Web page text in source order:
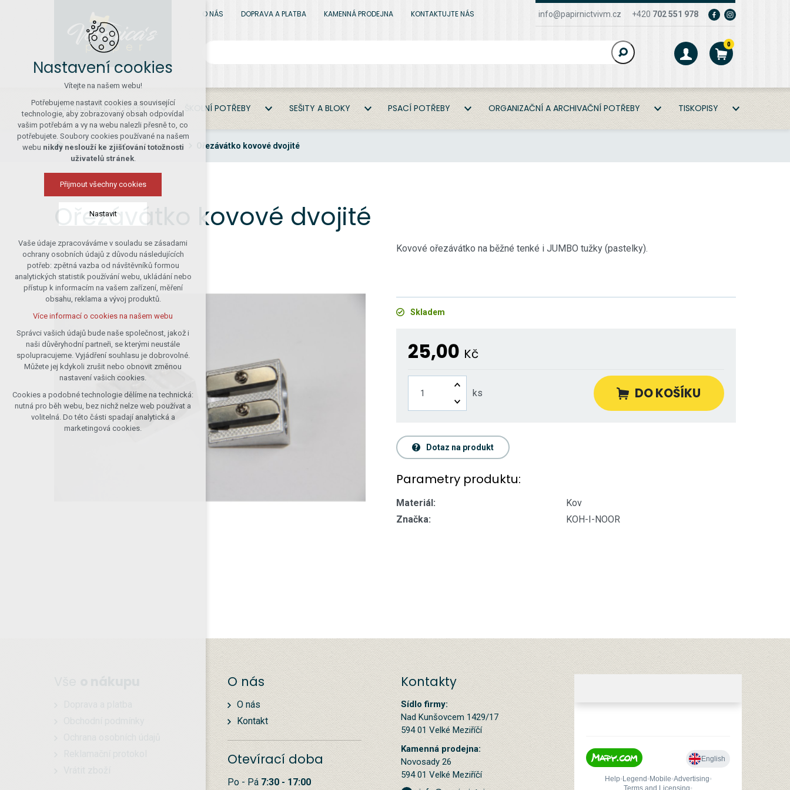
O NÁS DOPRAVA A PLATBA KAMENNÁ PRODEJNA KONTAKTUJTE NÁS info@papirnictvivm.cz +420 702 551 978
0
KANCELÁŘSKÉ POTŘEBY ŠKOLNÍ POTŘEBY SEŠITY A BLOKY PSACÍ POTŘEBY ORGANIZAČNÍ A ARCHIVAČNÍ POTŘEBY TISKOPISY
Školní potřeby Ořezávátka Ořezávátko kovové dvojité
Ořezávátko kovové dvojité
Kovové ořezávátko na běžné tenké i JUMBO tužky (pastelky).
Skladem
25,00 Kč
ks DO KOŠÍKU
Dotaz na produkt
Parametry produktu:
Materiál:
Kov
Značka:
KOH-I-NOOR
O nás
O nás
Kontakt
Otevírací doba
Po - Pá 7:30 - 17:00
Kontakty
Sídlo firmy:
Nad Kunšovcem 1429/17
594 01 Velké Meziříčí
Kamenná prodejna:
Novosady 26
594 01 Velké Meziříčí
Nastavení cookies
Vítejte na našem webu!
Potřebujeme nastavit cookies a související
technologie, aby zobrazovaný obsah odpovídal
vašim potřebám a vy na webu nalezli přesně to, co
potřebujete. Soubory cookies používané na našem
webu nikdy neslouží ke zjišťování totožnosti
uživatelů stránek.
Přijmout všechny cookies
Nastavit
Technická cookies
nutná pro provozování webu
udržení kontextu stránek (session):
případná přihlášení, volby jazyka, apod.
Volitelná cookies
analytická pro anonymizované
vyhodnocení návštěvnosti
marketingová cookies (Google)
Více informací o cookies na našem webu
Přijmout všechny cookies
Odmítnout vše
Vaše údaje zpracováváme v souladu se zásadami
ochrany osobních údajů z důvodu následujících
potřeb: zpětná vazba od návštěvníků formou
analytických statistik používání webu, ukládání nebo
přístup k informacím na vašem zařízení, měření
obsahu, reklama a vývoj produktů.
Více informací o cookies na našem webu
Správci vašich údajů bude naše společnost, jakož i
naši důvěryhodní partneři, se kterými neustále
spolupracujeme. Vyjádření souhlasu je dobrovolné.
Můžete jej kdykoli zrušit nebo obnovit změnou
nastavení vašich cookies.
Cookies a podobné technologie dělíme na technická:
nutná pro běh webu, bez nichž nelze web používat a
volitelná. Do této části spadají analytická a
marketingová cookies.